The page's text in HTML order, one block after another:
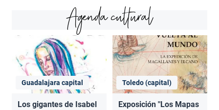
Agenda cultural
Guadalajara capital
Los gigantes de Isabel
Toledo (capital)
Exposición "Los Mapas